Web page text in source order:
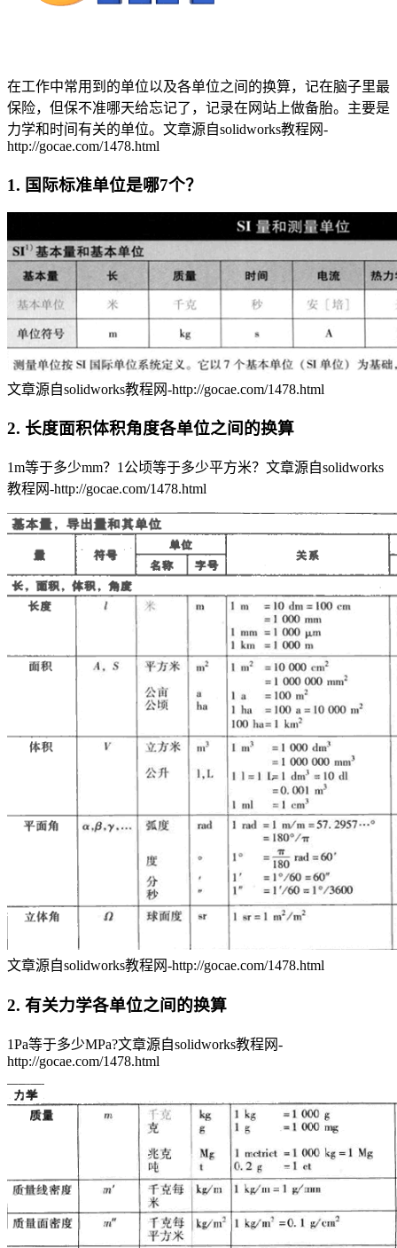
在工作中常用到的单位以及各单位之间的换算，记在脑子里最
保险，但保不准哪天给忘记了，记录在网站上做备胎。主要是
力学和时间有关的单位。 文章源自solidworks教程网-
http://gocae.com/1478.html
1. 国际标准单位是哪7个？
文章源自solidworks教程网-http://gocae.com/1478.html
2. 长度面积体积角度各单位之间的换算
1m等于多少mm？1公顷等于多少平方米？ 文章源自solidworks
教程网-http://gocae.com/1478.html
文章源自solidworks教程网-http://gocae.com/1478.html
2. 有关力学各单位之间的换算
1Pa等于多少MPa?文章源自solidworks教程网-
http://gocae.com/1478.html